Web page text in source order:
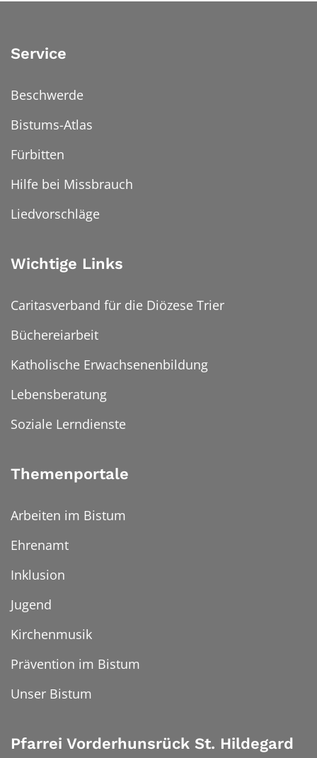
Service
Beschwerde
Bistums-Atlas
Fürbitten
Hilfe bei Missbrauch
Liedvorschläge
Wichtige Links
Caritasverband für die Diözese Trier
Büchereiarbeit
Katholische Erwachsenenbildung
Lebensberatung
Soziale Lerndienste
Themenportale
Arbeiten im Bistum
Ehrenamt
Inklusion
Jugend
Kirchenmusik
Prävention im Bistum
Unser Bistum
Pfarrei Vorderhunsrück St. Hildegard